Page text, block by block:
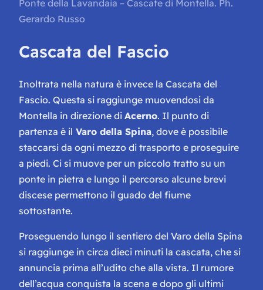
Ponte della Lavandaia – Cascate di Montella. Ph.
Gerardo Russo
Cascata del Fascio
Inoltrata nella natura è invece la Cascata del
Fascio. Questa si raggiunge muovendosi da
Montella in direzione di Acerno. Il punto di
partenza è il Varo della Spina, dove è possibile
staccarsi da ogni mezzo di trasporto e proseguire
a piedi. Ci si muove per un piccolo tratto su un
ponte in pietra e lungo il percorso alcune brevi
discese permettono il guado del fiume
sottostante.
Proseguendo lungo il sentiero del Varo della Spina
si raggiunge in circa dieci minuti la cascata, che si
annuncia prima all’udito che alla vista. Il rumore
dell’acqua conquista la scena e dopo gli ultimi